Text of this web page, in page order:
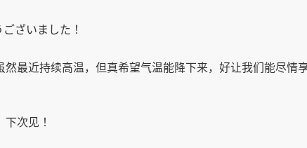
ざいました！
最近持续高温，但真希望气温能降下来，好让我们能尽情
次见！